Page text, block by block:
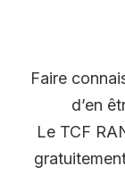
Faire
d’en
Le TCF